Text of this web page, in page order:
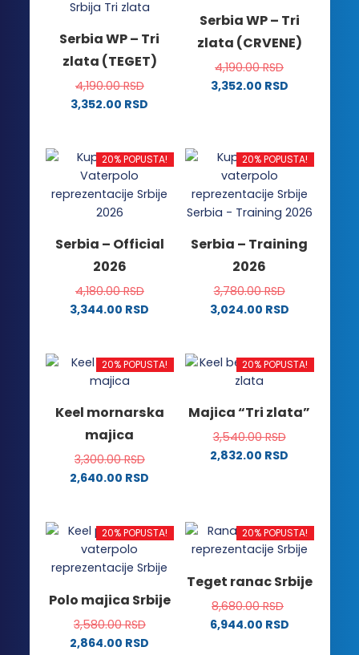
Serbia WP – Tri
zlata (TEGET)
4,190.00RSD
3,352.00 RSD
ima
više
varijanti.
Opcije
biti
izabrane
na
stranici
Serbia WP – Tri
zlata (CRVENE)
4,190.00RSD
3,352.00 RSD
više
varijanti.
Opcije
mogu
izabrane
na
stranici
proizvoda.
20% POPUSTA!
Serbia – Official
2026
4,180.00RSD
3,344.00 RSD
ima
više
Opcije
mogu
biti
izabrane
proizvoda.
20% POPUSTA!
Serbia – Training
2026
3,780.00RSD
3,024.00 RSD
ima
više
Opcije
mogu
biti
proizvoda.
20% POPUSTA!
Keel mornarska
majica
3,300.00RSD
2,640.00 RSD
ima
više
varijanti.
mogu
biti
izabrane
20% POPUSTA!
Majica “Tri zlata”
3,540.00RSD
2,832.00 RSD
više
varijanti.
mogu
biti
izabrane
20% POPUSTA!
Polo majica Srbije
3,580.00RSD
2,864.00 RSD
20% POPUSTA!
Teget ranac Srbije
8,680.00RSD
6,944.00 RSD